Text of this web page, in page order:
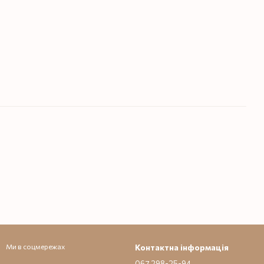
Ми в соцмережах Контактна інформація